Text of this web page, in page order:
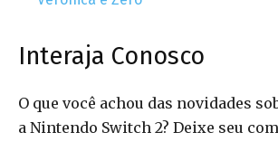
Interaja Conosco
O que você achou das novidades
a Nintendo Switch 2? Deixe seu